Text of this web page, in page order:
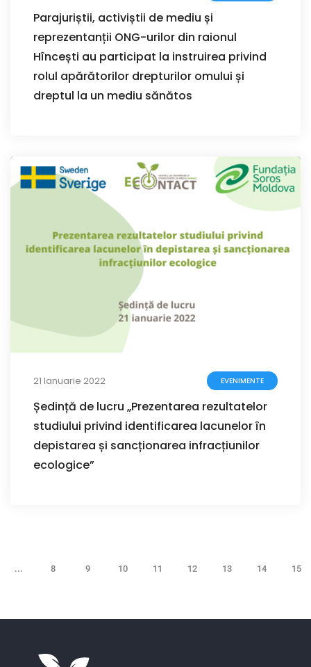
Parajuriștii, activiștii de mediu și
reprezentanții ONG-urilor din raionul
Hîncești au participat la instruirea privind
rolul apărătorilor drepturilor omului și
dreptul la un mediu sănătos
21 Ianuarie 2022 EVENIMENTE
Ședință de lucru „Prezentarea rezultatelor
studiului privind identificarea lacunelor în
depistarea și sancționarea infracțiunilor
ecologice”
... 8 9 10 11 12 13 14 15